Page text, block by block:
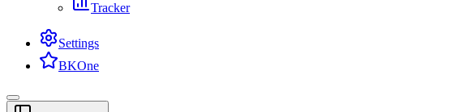
Tracker
Settings
BKOne